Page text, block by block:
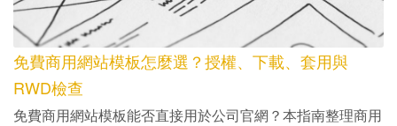
免費商用網站模板怎麼選？授權、下載、套用與
RWD檢查
免費商用網站模板能否直接用於公司官網？本指南整理商用